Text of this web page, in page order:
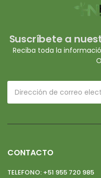
Suscríbete a
Reciba toda la
CONTACTO
TELEFONO: +51 955 720 985